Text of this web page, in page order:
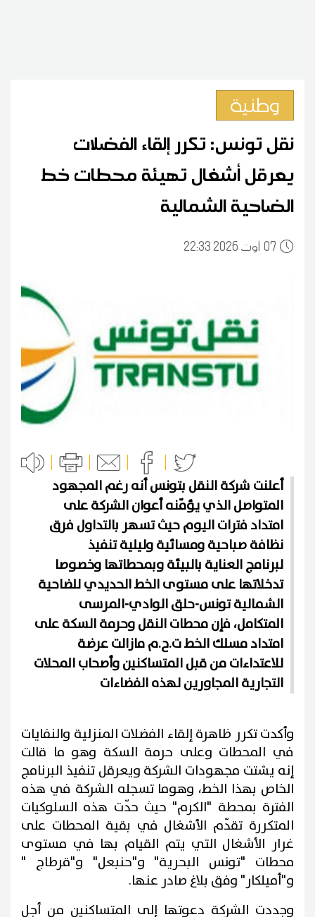
وطنية
نقل تونس: تكرر إلقاء الفضلات
يعرقل أشغال تهيئة محطات خط
الضاحية الشمالية
0722:33 2026 أوت
أعلنت شركة النقل بتونس أنه رغم المجهود
المتواصل الذي يؤمّنه أعوان الشركة على
امتداد فترات اليوم حيث تسهر بالتداول فرق
نظافة صباحية ومسائية وليلية تنفيذ
لبرنامج العناية بالبيئة وبمحطاتها وخصوصا
تدخلاتها على مستوى الخط الحديدي للضاحية
الشمالية تونس-حلق الوادي-المرسى
المتكامل، فإن محطات النقل وحرمة السكة على
امتداد مسلك الخط ت.ح.م مازالت عرضة
للاعتداءات من قبل المتساكنين وأصحاب المحلات
التجارية المجاورين لهذه الفضاءات
وأكدت تكرر ظاهرة إلقاء الفضلات المنزلية والنفايات
في المحطات وعلى حرمة السكة وهو ما قالت
إنه يشتت مجهودات الشركة ويعرقل تنفيذ البرنامج
الخاص بهذا الخط، وهوما تسجله الشركة في هذه
الفترة بمحطة "الكرم" حيث حدّت هذه السلوكيات
المتكررة تقدّم الأشغال في بقية المحطات على
غرار الأشغال التي يتم القيام بها في مستوى
محطات "تونس البحرية" و"حنبعل" و"قرطاج "
و"أميلكار" وفق بلاغ صادر عنها.
وجددت الشركة دعوتها إلى المتساكنين من أجل